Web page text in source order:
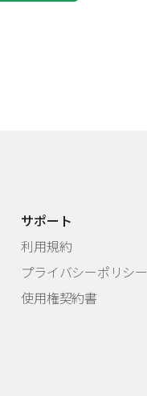
サポート
利用規約
プライバシーポリシー
使用権契約書